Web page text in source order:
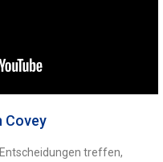
Covey
treffen,